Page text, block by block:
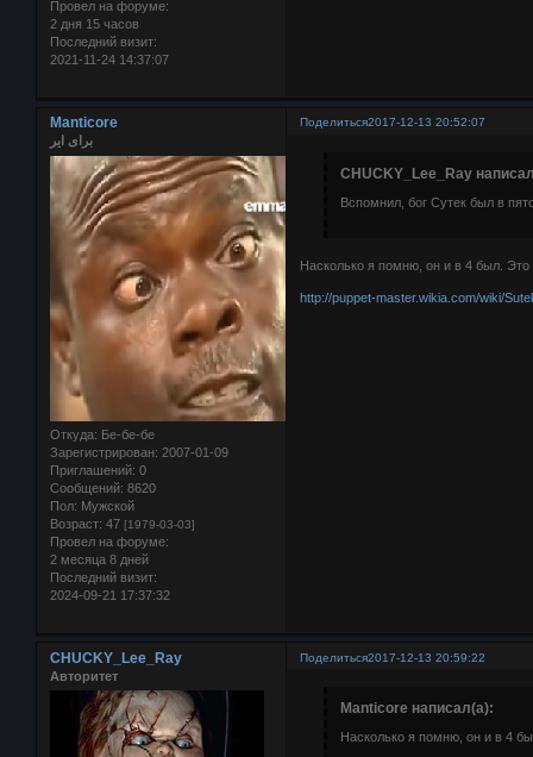
Провел на форуме:
2 дня 15 часов
Последний визит:
2021-11-24 14:37:07
Поделиться2017-12-13 20:52:07
Manticore
برای ایر
Откуда: Бе-бе-бе
Зарегистрирован: 2007-01-09
Приглашений: 0
Сообщений: 8620
Пол: Мужской
Возраст: 47 [1979-03-03]
Провел на форуме:
2 месяца 8 дней
Последний визит:
2024-09-21 17:37:32
CHUCKY_Lee_Ray
Вспомнил, бог Сутек был в
Насколько я помню, он и в 4 был. Это
http://puppet-master.wikia.com/wiki/
Поделиться2017-12-13 20:59:22
CHUCKY_Lee_Ray
Авторитет
Manticore написал(а):
Насколько я помню, он и в 4